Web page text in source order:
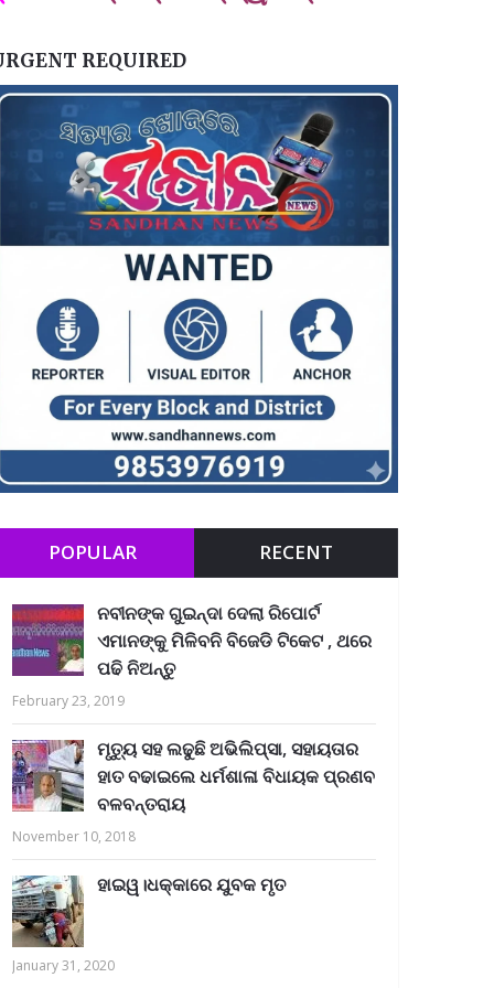
REQUIRED
POPULAR RECENT
ନବୀନଙ୍କ ଗୁଇନ୍ଦା ଦେଲା ରିପୋର୍ଟ
ଏମାନଙ୍କୁ ମିଳିବନି ବିଜେଡି ଟିକେଟ , ଥରେ
ପଢି ନିଅନ୍ତୁ
February 23, 2019
ମୃତ୍ୟୁ ସହ ଲଢୁଛି ଅଭିଲିପ୍ସା, ସହାୟତାର
ହାତ ବଢାଇଲେ ଧର୍ମଶାଳା ବିଧାୟକ ପ୍ରଣବ
ବଳବନ୍ତରାୟ
November 10, 2018
ହାଇୱ।ଧକ୍କାରେ ଯୁବକ ମୃତ
January 31, 2020